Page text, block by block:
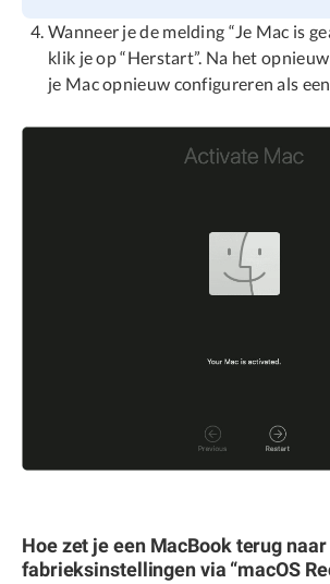
Wanneer je de melding “Je Mac is
klik je op “Herstart”. Na het
je Mac opnieuw configureren als
Hoe zet je een MacBook terug naar
fabrieksinstellingen via “macOS